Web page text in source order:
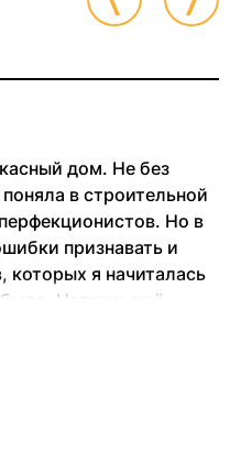
дом. Не без
в строительной
Но в
признавать и
которых я начиталась
было. Напишу ещё
лет в доме